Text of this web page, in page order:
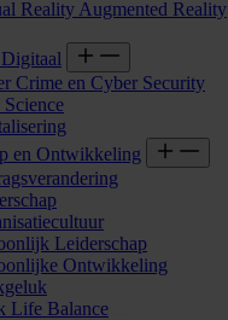
Reality Augmented Reality
Crime en Cyber Security
Science
en Ontwikkeling
Leiderschap
Ontwikkeling
Life Balance